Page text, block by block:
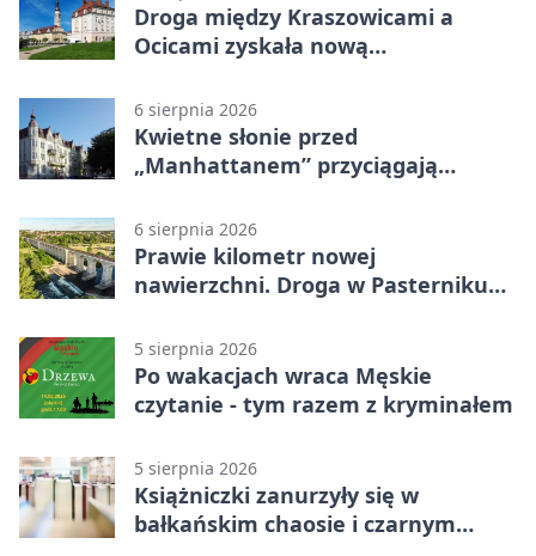
Droga między Kraszowicami a
Ocicami zyskała nową
6 sierpnia 2026
Kwietne słonie przed
„Manhattanem” przyciągają
6 sierpnia 2026
Prawie kilometr nowej
nawierzchni. Droga w Pasterniku
5 sierpnia 2026
Po wakacjach wraca Męskie
czytanie - tym razem z kryminałem
5 sierpnia 2026
Książniczki zanurzyły się w
bałkańskim chaosie i czarnym